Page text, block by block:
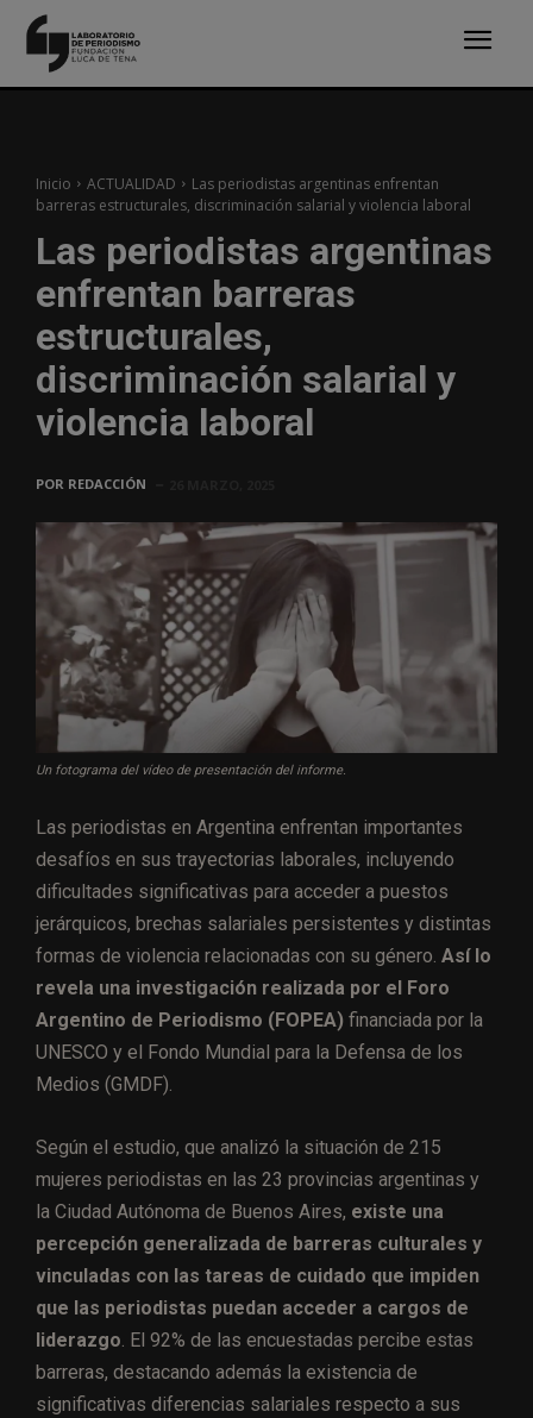
Inicio ACTUALIDAD
Las periodistas argentinas enfrentan
barreras estructurales, discriminación salarial y violencia laboral
Las periodistas argentinas
enfrentan barreras
estructurales,
discriminación salarial y
violencia laboral
POR REDACCIÓN
Un fotograma del vídeo de presentación del informe.
Las periodistas en Argentina enfrentan importantes
desafíos en sus trayectorias laborales, incluyendo
dificultades significativas para acceder a puestos
jerárquicos, brechas salariales persistentes y distintas
formas de violencia relacionadas con su género. Así lo
revela una investigación realizada por el Foro
Argentino de Periodismo (FOPEA) financiada por la
UNESCO y el Fondo Mundial para la Defensa de los
Medios (GMDF).
Según el estudio, que analizó la situación de 215
mujeres periodistas en las 23 provincias argentinas y
la Ciudad Autónoma de Buenos Aires, existe una
percepción generalizada de barreras culturales y
vinculadas con las tareas de cuidado que impiden
que las periodistas puedan acceder a cargos de
liderazgo. El 92% de las encuestadas percibe estas
barreras, destacando además la existencia de
significativas diferencias salariales respecto a sus